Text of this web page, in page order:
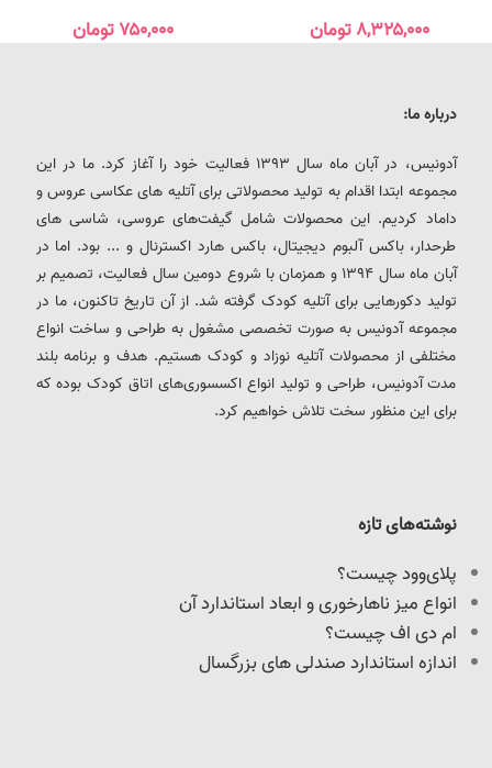
۸,۳۲۵,۰۰۰ تومان
۷۵۰,۰۰۰تومان
نوشته‌های تازه
پلای‌وود چیست؟
انواع میز ناهارخوری و ابعاد استاندارد آن
ام دی اف چیست؟
اندازه استاندارد صندلی های بزرگسال
درباره ما:
آدونیس، در آبان ماه سال 1393 فعالیت خود را آغاز کرد. ما در این
مجموعه ابتدا اقدام به تولید محصولاتی برای آتلیه های عکاسی عروس و
داماد کردیم. این محصولات شامل گیفت‌های عروسی، شاسی های
طرحدار، باکس آلبوم دیجیتال، باکس هارد اکسترنال و ... بود. اما در
آبان ماه سال 1394 و همزمان با شروع دومین سال فعالیت، تصمیم بر
تولید دکورهایی برای آتلیه کودک گرفته شد. از آن تاریخ تاکنون، ما در
مجموعه آدونیس به صورت تخصصی مشغول به طراحی و ساخت انواع
مختلفی از محصولات آتلیه نوزاد و کودک هستیم. هدف و برنامه بلند
مدت آدونیس، طراحی و تولید انواع اکسسوری‌های اتاق کودک بوده که
برای این منظور سخت تلاش خواهیم کرد.